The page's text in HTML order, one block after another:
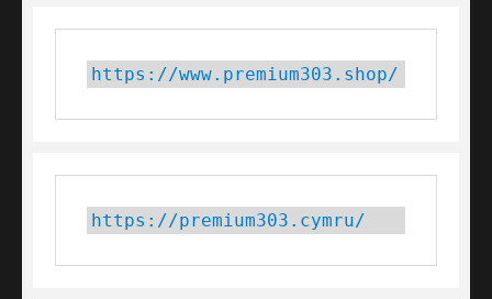
https://www.premium303.shop/
https://premium303.cymru/